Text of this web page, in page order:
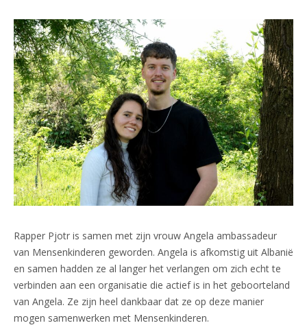
Rapper Pjotr is samen met zijn vrouw Angela ambassadeur
van Mensenkinderen geworden. Angela is afkomstig uit Albanië
en samen hadden ze al langer het verlangen om zich echt te
verbinden aan een organisatie die actief is in het geboorteland
van Angela. Ze zijn heel dankbaar dat ze op deze manier
mogen samenwerken met Mensenkinderen.